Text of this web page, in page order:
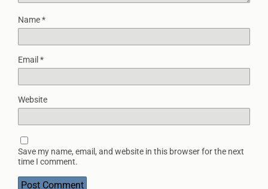
Name*
Email *
Website
Save my name, email, and website in this browser for the next
time I comment.